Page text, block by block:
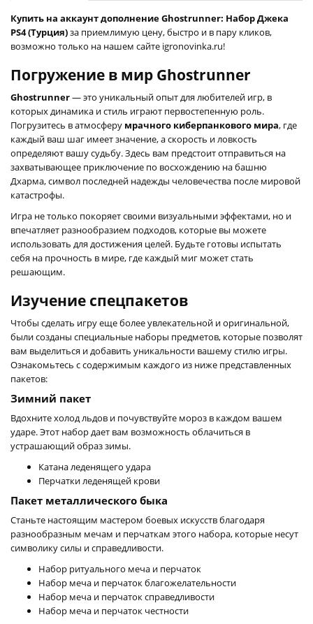
Купить на аккаунт дополнение Ghostrunner: Набор Джека
PS4 (Турция)за приемлимую цену, быстро и в пару кликов,
возможно только на нашем сайте igronovinka.ru!
Погружение в мир Ghostrunner
Ghostrunner— это уникальный опыт для любителей игр, в
которых динамика и стиль играют первостепенную роль.
Погрузитесь в атмосферу мрачного киберпанкового мира, где
каждый ваш шаг имеет значение, а скорость и ловкость
определяют вашу судьбу. Здесь вам предстоит отправиться на
захватывающее приключение по восхождению на башню
Дхарма, символ последней надежды человечества после мировой
катастрофы.
Игра не только покоряет своими визуальными эффектами, но и
впечатляет разнообразием подходов, которые вы можете
использовать для достижения целей. Будьте готовы испытать
себя на прочность в мире, где каждый миг может стать
решающим.
Изучение спецпакетов
Чтобы сделать игру еще более увлекательной и оригинальной,
были созданы специальные наборы предметов, которые позволят
вам выделиться и добавить уникальности вашему стилю игры.
Ознакомьтесь с содержимым каждого из ниже представленных
пакетов:
Зимний пакет
Вдохните холод льдов и почувствуйте мороз в каждом вашем
ударе. Этот набор дает вам возможность облачиться в
устрашающий образ зимы.
Катана леденящего удара
Перчатки леденящей крови
Пакет металлического быка
Станьте настоящим мастером боевых искусств благодаря
разнообразным мечам и перчаткам этого набора, которые несут
символику силы и справедливости.
Набор ритуального меча и перчаток
Набор меча и перчаток благожелательности
Набор меча и перчаток справедливости
Набор меча и перчаток честности